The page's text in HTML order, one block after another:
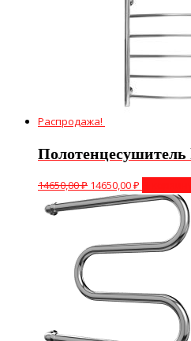
Распродажа!
Полотенцесушитель
14650,00₽ 14650,00₽